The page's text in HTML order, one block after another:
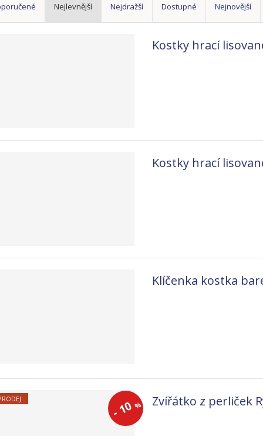
Nejlevnější Nejdražší Dostupné Nejnovější
Kostky hrací
Kostky hrací
Klíčenka kostka
Zvířátko z perliček
-10%